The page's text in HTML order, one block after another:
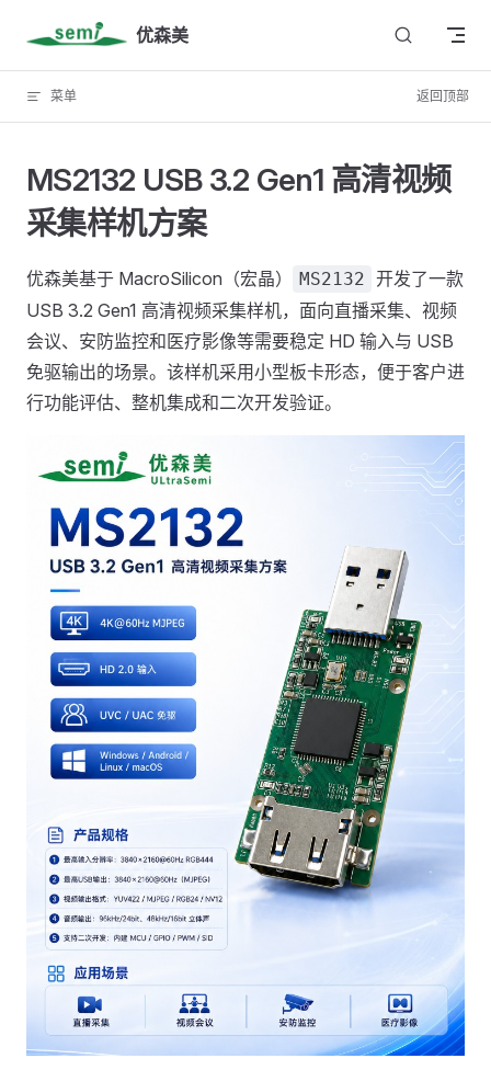
Skip to content 优森美
菜单 返回顶部
MS2132 USB 3.2 Gen1 高清视频
采集样机方案
优森美基于 MacroSilicon（宏晶） MS2132 开发了一款
USB 3.2 Gen1 高清视频采集样机，面向直播采集、视频
会议、安防监控和医疗影像等需要稳定 HD 输入与 USB
免驱输出的场景。该样机采用小型板卡形态，便于客户进
行功能评估、整机集成和二次开发验证。